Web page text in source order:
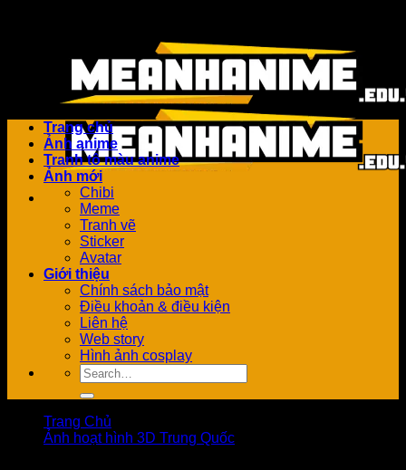
Trang chủ
Ảnh anime
Tranh tô màu anime
Ảnh mới
Chibi
Meme
Tranh vẽ
Sticker
Avatar
Giới thiệu
Chính sách bảo mật
Điều khoản & điều kiện
Liên hệ
Web story
Hình ảnh cosplay
Trang Chủ
Ảnh hoạt hình 3D Trung Quốc